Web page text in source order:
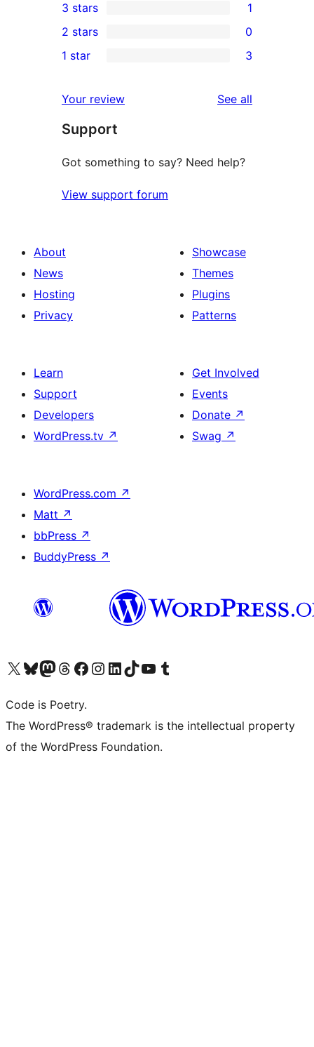
star
reviews
4-
star
reviews
1
3-
star
3 stars 1
2-
reviews
2 stars 0
star
reviews
1 star 3
Your review See all
Support
Got something to say? Need help?
View support forum
About
News
Hosting
Privacy
Showcase
Themes
Plugins
Patterns
Learn
Support
Developers
WordPress.tv ↗
Get Involved
Events
Donate ↗
Swag ↗
WordPress.com ↗
Matt ↗
bbPress ↗
BuddyPress ↗
Visit our X (formerly Twitter) account
Visit our Bluesky account
Visit our Mastodon account
Visit our Threads account
Visit our Facebook page
Visit our Instagram account
Visit our LinkedIn account
Visit our TikTok account
Visit our YouTube channel
Visit our Tumblr account
Code is Poetry.
The WordPress® trademark is the intellectual property
of the WordPress Foundation.